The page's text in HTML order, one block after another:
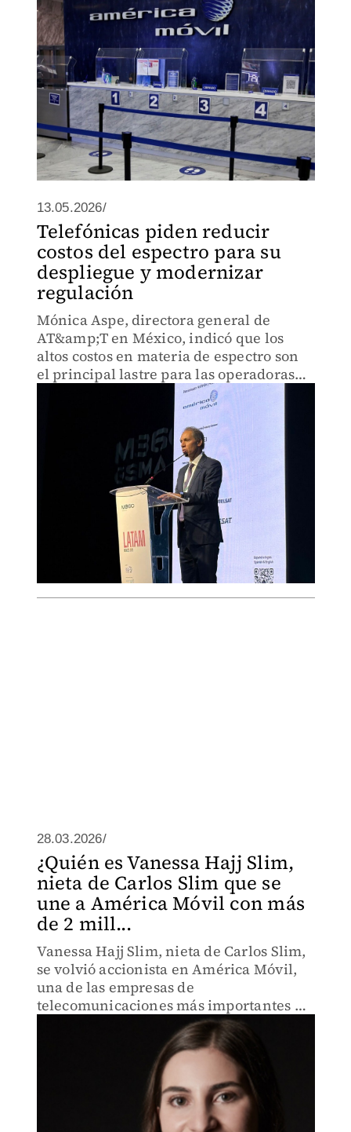
13.05.2026/
Telefónicas piden reducir
costos del espectro para su
despliegue y modernizar
regulación
Mónica Aspe, directora general de
AT&amp;T en México, indicó que los
altos costos en materia de espectro son
el principal lastre para las operadoras
que frena el ciclo de inversión.
28.03.2026/
¿Quién es Vanessa Hajj Slim,
nieta de Carlos Slim que se
une a América Móvil con más
de 2 mill...
Vanessa Hajj Slim, nieta de Carlos Slim,
se volvió accionista en América Móvil,
una de las empresas de
telecomunicaciones más importantes de